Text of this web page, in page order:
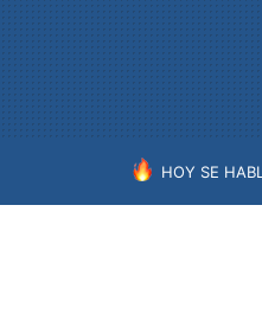
HOY SE